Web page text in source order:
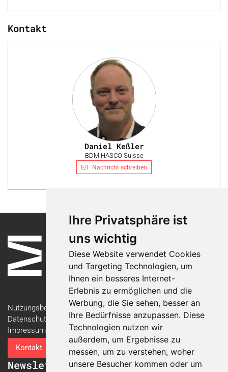
Ihre Privatsphäre ist
uns wichtig
Diese Website verwendet Cookies
und Targeting Technologien, um
Ihnen ein besseres Internet-
Erlebnis zu ermöglichen und die
Werbung, die Sie sehen, besser an
Ihre Bedürfnisse anzupassen. Diese
Technologien nutzen wir
außerdem, um Ergebnisse zu
messen, um zu verstehen, woher
unsere Besucher kommen oder um
Kontakt
Daniel Keßler
BDM HASCO Suisse
Nachricht schreiben
Nutzungsbedingungen
Datenschutzerklärung
Impressum
Kontakt
Newsletter